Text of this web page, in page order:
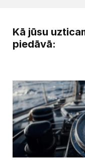
Kā jūsu
piedāvā: